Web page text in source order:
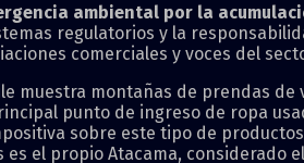
ambiental por la
regulatorios y la
comerciales y voces del
muestra montañas de prendas
punto de ingreso de ropa
sobre este tipo de
el propio Atacama,